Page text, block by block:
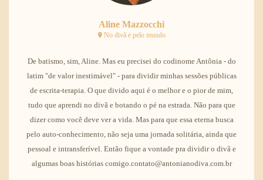
Aline Mazzocchi
No divã e pelo mundo
De batismo, sim, Aline. Mas eu precisei do codinome Antônia - do
latim "de valor inestimável" - para dividir minhas sessões públicas
de escrita-terapia. O que divido aqui é o melhor e o pior de mim,
tudo que aprendi no divã e botando o pé na estrada. Não para que
dizer como você deve ver a vida. Mas para que essa eterna busca
pelo auto-conhecimento, não seja uma jornada solitária, ainda que
pessoal e intransferível. Então fique a vontade pra dividir o divã e
algumas boas histórias comigo.contato@antonianodiva.com.br